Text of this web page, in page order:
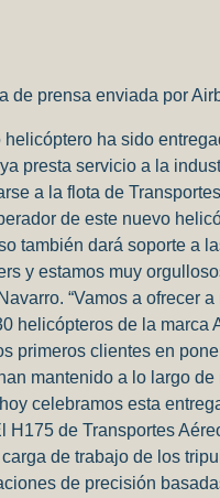
de prensa enviada por
helicóptero ha sido
presta servicio a la
a la flota de
de este nuevo
también dará soporte a
y estamos muy
“Vamos a ofrecer
helicópteros de la marca
primeros clientes en
mantenido a lo largo
celebramos esta
H175 de Transportes
de trabajo de los
de precisión